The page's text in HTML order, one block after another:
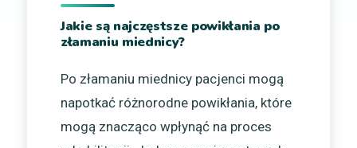
Jakie są najczęstsze powikłania po
złamaniu miednicy?
Po złamaniu miednicy pacjenci mogą
napotkać różnorodne powikłania, które
mogą znacząco wpłynąć na proces